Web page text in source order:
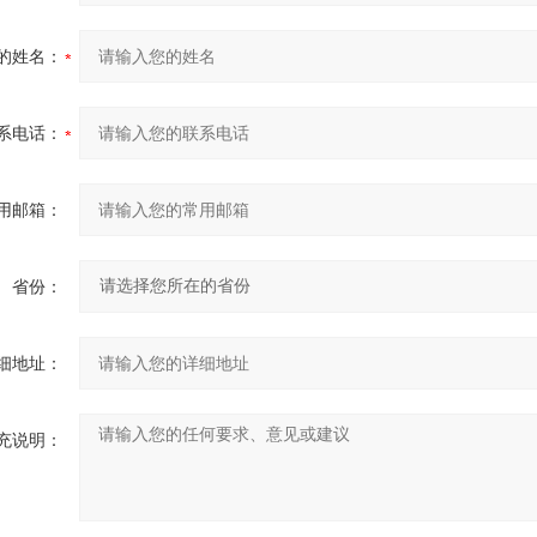
姓名：
电话：
邮箱：
省份：
地址：
说明：